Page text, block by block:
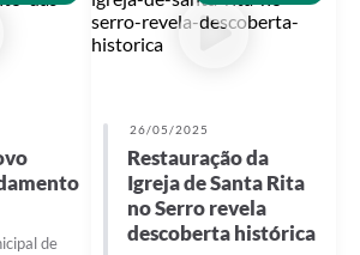
de
26/05/2025
Restauração da
Igreja de Santa Rita
no Serro revela
descoberta histórica